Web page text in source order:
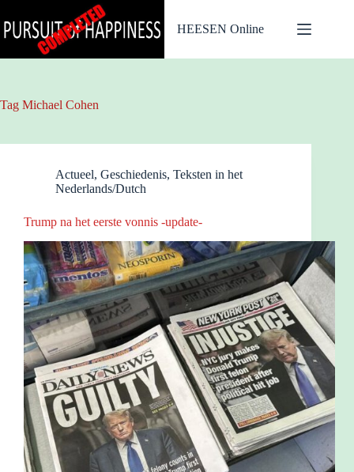
naar
de
HEESEN Online
Tag Michael Cohen
Actueel, Geschiedenis, Teksten in het
Nederlands/Dutch
Trump na het eerste vonnis -update-